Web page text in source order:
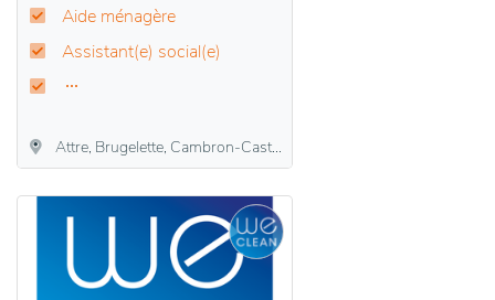
Aide ménagère
Assistant(e) social(e)
Attre, Brugelette, Cambron-Casteau, Gages, Mévergnies-lez-Lens